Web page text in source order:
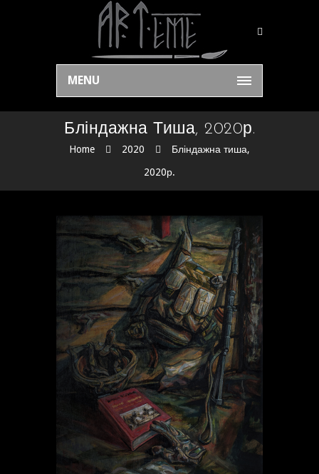
MENU
Бліндажна Тиша, 2020р.
Home 2020
Бліндажна тиша,
2020р.